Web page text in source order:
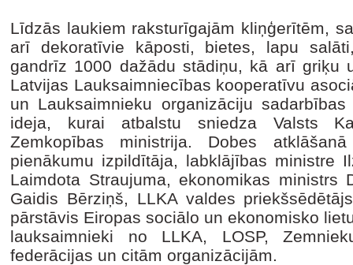
Līdzās laukiem raksturīgajām kliņģerītēm,
arī dekoratīvie kāposti, bietes, lapu
gandrīz 1000 dažādu stādiņu, kā arī griķu
Latvijas Lauksaimniecības kooperatīvu
un Lauksaimnieku organizāciju
ideja, kurai atbalstu sniedza Valsts
Zemkopības ministrija. Dobes
pienākumu izpildītāja, labklājības ministre
Laimdota Straujuma, ekonomikas ministrs
Gaidis Bērziņš, LLKA valdes
pārstāvis Eiropas sociālo un ekonomisko
lauksaimnieki no LLKA, LOSP,
federācijas un citām organizācijām.